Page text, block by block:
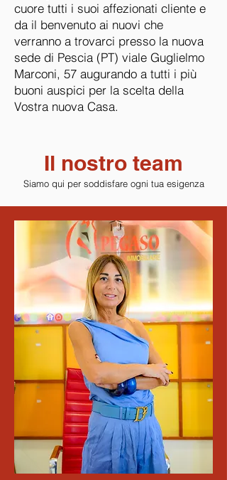
cuore tutti i suoi affezionati cliente e
da il benvenuto ai nuovi che
verranno a trovarci presso la nuova
sede di Pescia (PT) viale Guglielmo
Marconi, 57 augurando a tutti i più
buoni auspici per la scelta della
Vostra nuova Casa.
Il nostro team
Siamo qui per soddisfare ogni tua esigenza